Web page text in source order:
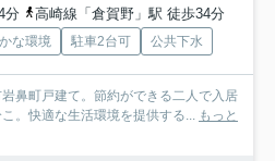
分
高崎線「倉賀野」駅 徒歩34分
な環境 駐車2台可 公共下水
鼻町戸建て。節約ができる二人で入居
。快適な生活環境を提供する... もっと